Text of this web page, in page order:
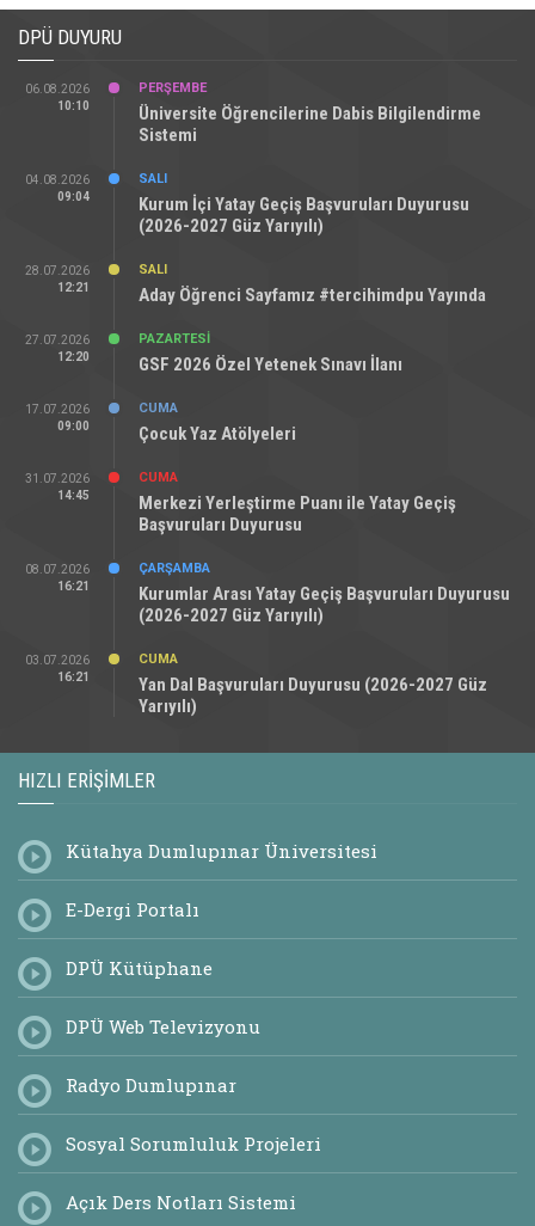
DPÜ DUYURU
06.08.2026
10:10
PERŞEMBE
Üniversite Öğrencilerine Dabis Bilgilendirme
Sistemi
04.08.2026
09:04
SALI
Kurum İçi Yatay Geçiş Başvuruları Duyurusu
(2026-2027 Güz Yarıyılı)
28.07.2026
12:21
SALI
Aday Öğrenci Sayfamız #tercihimdpu Yayında
27.07.2026
12:20
PAZARTESI
GSF 2026 Özel Yetenek Sınavı İlanı
17.07.2026
09:00
CUMA
Çocuk Yaz Atölyeleri
31.07.2026
14:45
CUMA
Merkezi Yerleştirme Puanı ile Yatay Geçiş
Başvuruları Duyurusu
08.07.2026
16:21
ÇARŞAMBA
Kurumlar Arası Yatay Geçiş Başvuruları Duyurusu
(2026-2027 Güz Yarıyılı)
03.07.2026
16:21
CUMA
Yan Dal Başvuruları Duyurusu (2026-2027 Güz
Yarıyılı)
HIZLI ERIŞIMLER
Kütahya Dumlupınar Üniversitesi
E-Dergi Portalı
DPÜ Kütüphane
DPÜ Web Televizyonu
Radyo Dumlupınar
Sosyal Sorumluluk Projeleri
Açık Ders Notları Sistemi